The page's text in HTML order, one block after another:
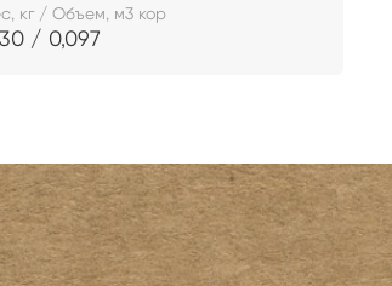
кг / Объем, м3 кор
/ 0,097